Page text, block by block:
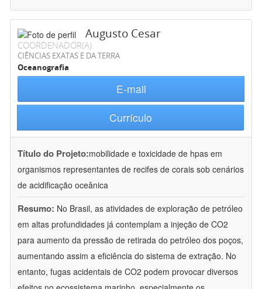
Augusto Cesar
COORDENADOR(A)
CIÊNCIAS EXATAS E DA TERRA
Oceanografia
E-mail
Currículo
Título do Projeto:mobilidade e toxicidade de hpas em
organismos representantes de recifes de corais sob cenários
de acidificação oceânica
Resumo: No Brasil, as atividades de exploração de petróleo
em altas profundidades já contemplam a injeção de CO2
para aumento da pressão de retirada do petróleo dos poços,
aumentando assim a eficiência do sistema de extração. No
entanto, fugas acidentais de CO2 podem provocar diversos